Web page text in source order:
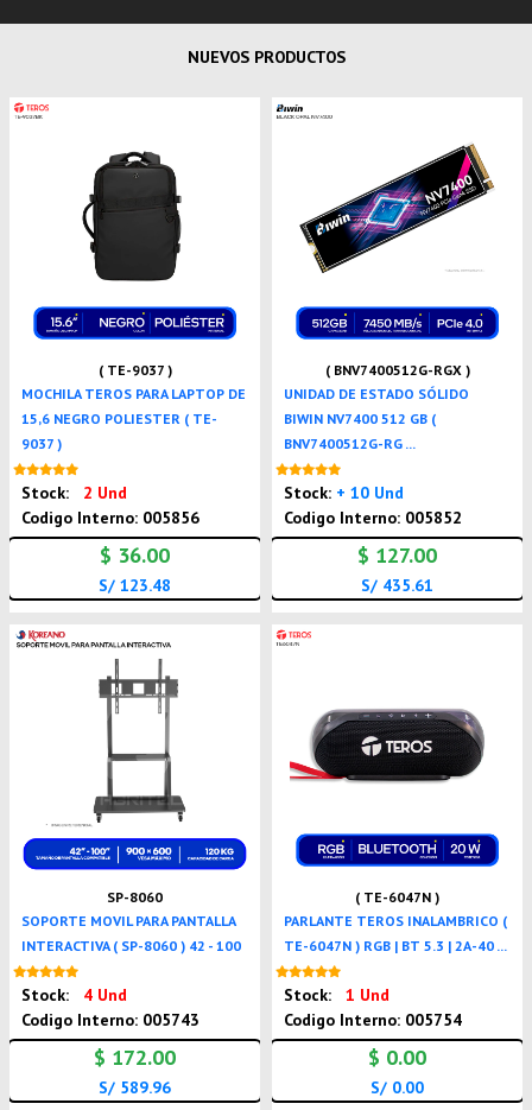
NUEVOS PRODUCTOS
( TE-9037 )
MOCHILA TEROS PARA LAPTOP DE
15,6 NEGRO POLIESTER ( TE-
9037 )
Stock:
2 Und
Codigo Interno: 005856
$ 36.00
S/ 123.48
( BNV7400512G-RGX )
UNIDAD DE ESTADO SÓLIDO
BIWIN NV7400 512 GB (
BNV7400512G-RG ...
Stock: + 10 Und
Codigo Interno: 005852
$ 127.00
S/ 435.61
SP-8060
SOPORTE MOVIL PARA PANTALLA
INTERACTIVA ( SP-8060 ) 42 - 100
Stock:
4 Und
Codigo Interno: 005743
$ 172.00
S/ 589.96
( TE-6047N )
PARLANTE TEROS INALAMBRICO (
TE-6047N ) RGB | BT 5.3 | 2A-40 ...
Stock:
1 Und
Codigo Interno: 005754
$ 0.00
S/ 0.00